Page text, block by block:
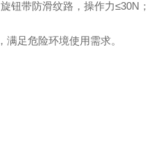
钮带防滑纹路，操作力≤30N；
足危险环境使用需求。